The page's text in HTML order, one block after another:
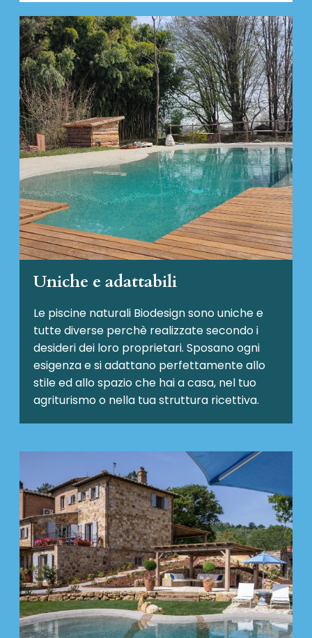
Uniche e adattabili
Le piscine naturali Biodesignsono uniche e
tutte diverse perchè realizzate secondo i
desideri dei loro proprietari. Sposano ogni
esigenza e si adattano perfettamente allo
stile ed allo spazio che hai a casa, nel tuo
agriturismo o nella tua struttura ricettiva.